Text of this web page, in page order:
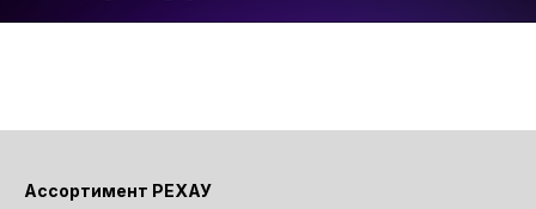
Ассортимент РЕХАУ